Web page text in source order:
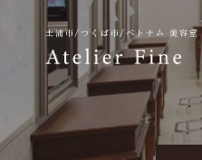
土浦市/つくば市/ベトナム美容室